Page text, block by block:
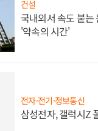
건설
국내외서 속도 붙는
'약속의 시간'
전자·전기·정보통신
삼성전자, 갤럭시Z